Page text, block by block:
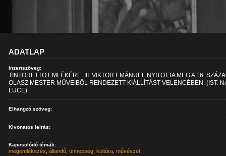
ADATLAP
Inzertszöveg:
TINTORETTO EMLÉKÉRE. III. VIKTOR EMÁNUEL NYITOTTA MEG A 16.
OLASZ MESTER MŰVEIBŐL RENDEZETT KIÁLLÍTÁST VELENCÉBEN. (IST.
LUCE)
Elhangzó szöveg:
Kivonatos leírás:
Kapcsolódó témák:
megemlékezés ,államfő ,ünnepség ,kultúra ,művészet